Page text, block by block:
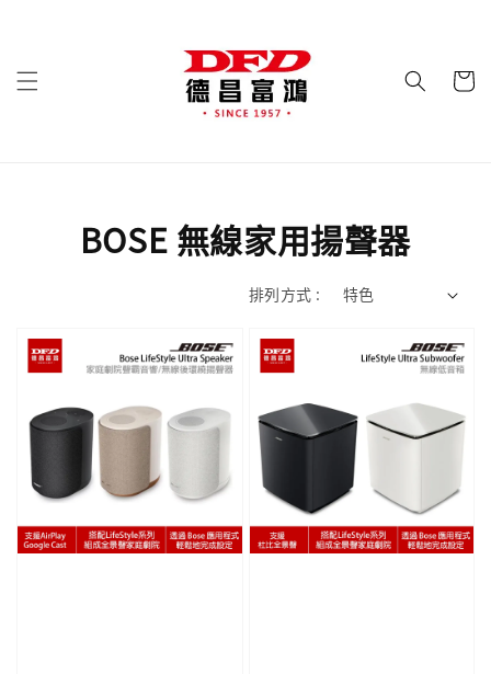
BOSE 無線家用揚聲器
排列方式 :